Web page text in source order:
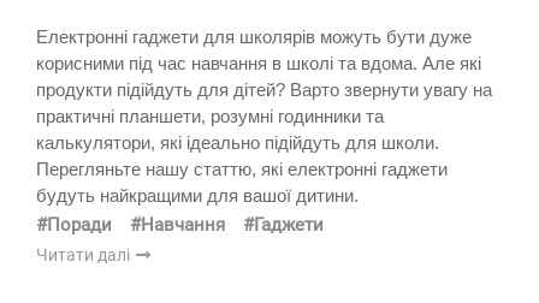
Електронні гаджети для школярів можуть бути дуже
корисними під час навчання в школі та вдома. Але які
продукти підійдуть для дітей? Варто звернути увагу на
практичні планшети, розумні годинники та
калькулятори, які ідеально підійдуть для школи.
Перегляньте нашу статтю, які електронні гаджети
будуть найкращими для вашої дитини.
#Поради #Навчання #Гаджети
Читати далі